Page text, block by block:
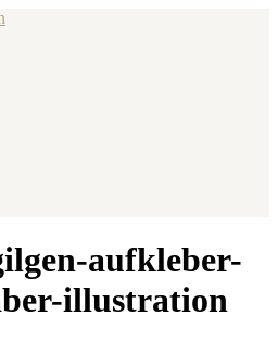
aufkleber-
illustration